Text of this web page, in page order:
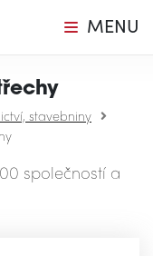
MENU
stavebniny
společností a